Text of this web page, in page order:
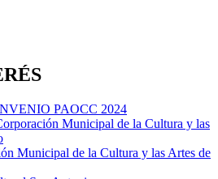
PAOCC 2024
Municipal de la Cultura y las
Municipal de la Cultura y las Artes de